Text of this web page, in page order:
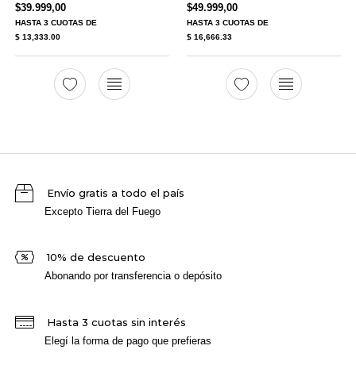
$39.999,00
HASTA 3 CUOTASDE
$ 13,333.00
$49.999,00
HASTA3 CUOTAS DE
$ 16,666.33
Envío gratis a todo el país
Excepto Tierra del Fuego
10% de descuento
Abonando por transferencia o depósito
Hasta 3 cuotas sin interés
Elegí la forma de pago que prefieras